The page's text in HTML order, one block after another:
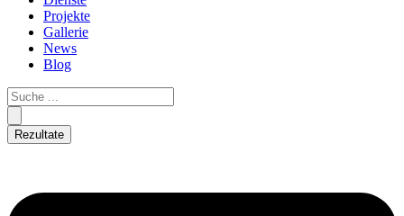
Projekte
Gallerie
News
Blog
Rezultate